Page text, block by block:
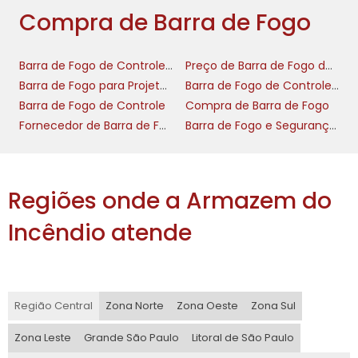
específicas conforme as necessidades do seu
ATENDIMENTO
PERSONALIZADO PARA SUA
EMPRESA
desenvolvimento doSolucionador Pro.
Oferecemos atendimento personalizado para
cada cliente, com o objetivo de compreender
para auxiliar você a explorar ao máximo o
potencial da nossa ferramenta, garantindo
que os resultados se alinhem com suas
Compra de Barra de Fogo
Barra de Fogo de Controle para Indústria
Preço de Barra de Fogo de Controle
Barra de Fogo para Projetos de Incêndio
Barra de Fogo de Controle Nacional
Barra de Fogo de Controle
Compra de Barra de Fogo
Fornecedor de Barra de Fogo
Barra de Fogo e Segurança Contra Incêndio
Regiões onde a Armazem do
Incêndio atende
Região Central Zona Norte Zona Oeste Zona Sul
Zona Leste Grande São Paulo Litoral de São Paulo